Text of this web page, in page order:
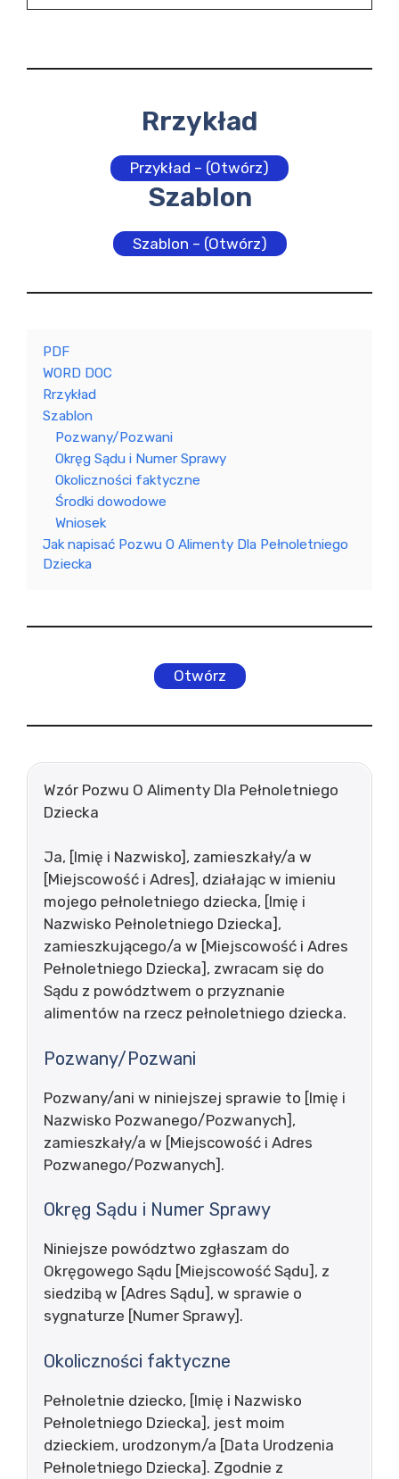
Rrzykład
Przykład – (Otwórz)
Szablon
Szablon – (Otwórz)
PDF
WORD DOC
Rrzykład
Szablon
Pozwany/Pozwani
Okręg Sądu i Numer Sprawy
Okoliczności faktyczne
Środki dowodowe
Wniosek
Jak napisać Pozwu O Alimenty Dla Pełnoletniego
Dziecka
Otwórz
Wzór Pozwu O Alimenty Dla Pełnoletniego
Dziecka
Ja, [Imię i Nazwisko], zamieszkały/a w
[Miejscowość i Adres], działając w imieniu
mojego pełnoletniego dziecka, [Imię i
Nazwisko Pełnoletniego Dziecka],
zamieszkującego/a w [Miejscowość i Adres
Pełnoletniego Dziecka], zwracam się do
Sądu z powództwem o przyznanie
alimentów na rzecz pełnoletniego dziecka.
Pozwany/Pozwani
Pozwany/ani w niniejszej sprawie to [Imię i
Nazwisko Pozwanego/Pozwanych],
zamieszkały/a w [Miejscowość i Adres
Pozwanego/Pozwanych].
Okręg Sądu i Numer Sprawy
Niniejsze powództwo zgłaszam do
Okręgowego Sądu [Miejscowość Sądu], z
siedzibą w [Adres Sądu], w sprawie o
sygnaturze [Numer Sprawy].
Okoliczności faktyczne
Pełnoletnie dziecko, [Imię i Nazwisko
Pełnoletniego Dziecka], jest moim
dzieckiem, urodzonym/a [Data Urodzenia
Pełnoletniego Dziecka]. Zgodnie z